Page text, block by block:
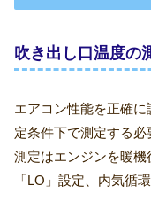
吹き出し口温度の
エアコン性能を正確
定条件下で測定する必
測定はエンジンを暖
「LO」設定、内気循